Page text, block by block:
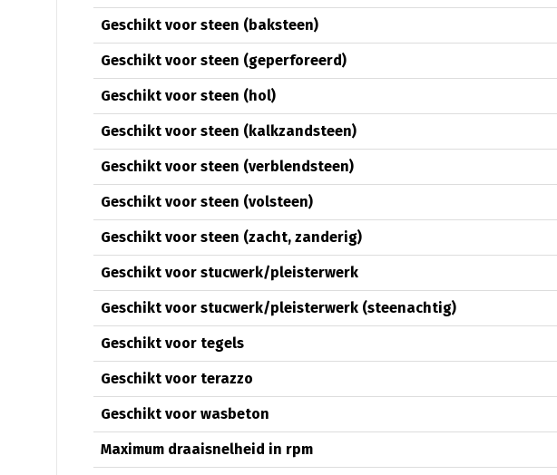
Geschikt voor steen (baksteen)
Geschikt voor steen (geperforeerd)
Geschikt voor steen (hol)
Geschikt voor steen (kalkzandsteen)
Geschikt voor steen (verblendsteen)
Geschikt voor steen (volsteen)
Geschikt voor steen (zacht, zanderig)
Geschikt voor stucwerk/pleisterwerk
Geschikt voor stucwerk/pleisterwerk (steenachtig)
Geschikt voor tegels
Geschikt voor terazzo
Geschikt voor wasbeton
Maximum draaisnelheid in rpm